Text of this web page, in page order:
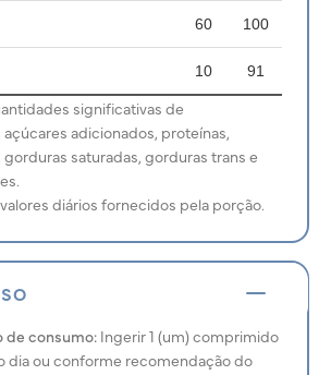
60 100
10 91
significativas de
adicionados, proteínas,
saturadas, gorduras trans e
diários fornecidos pela porção.
de consumo:Ingerir 1 (um) comprimido
dia ou conforme recomendação do